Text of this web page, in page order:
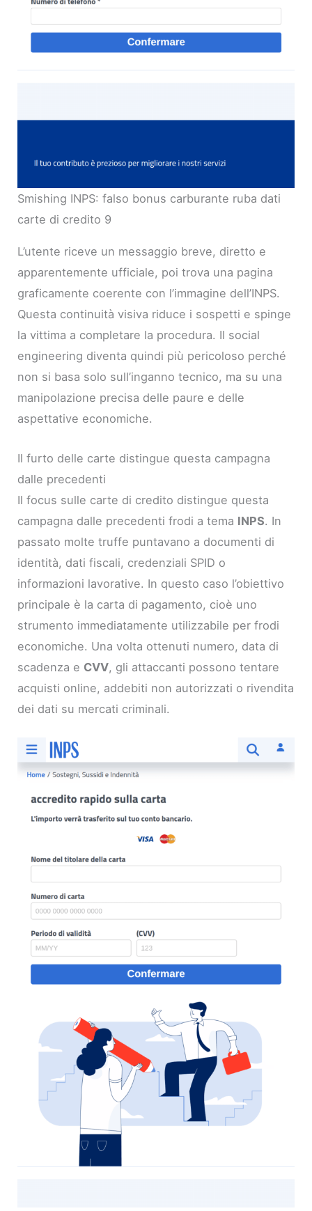
Smishing INPS: falso bonus carburante ruba dati
carte di credito 9
L’utente riceve un messaggio breve, diretto e
apparentemente ufficiale, poi trova una pagina
graficamente coerente con l’immagine dell’INPS.
Questa continuità visiva riduce i sospetti e spinge
la vittima a completare la procedura. Il social
engineering diventa quindi più pericoloso perché
non si basa solo sull’inganno tecnico, ma su una
manipolazione precisa delle paure e delle
aspettative economiche.
Il furto delle carte distingue questa campagna
dalle precedenti
Il focus sulle carte di credito distingue questa
campagna dalle precedenti frodi a tema INPS. In
passato molte truffe puntavano a documenti di
identità, dati fiscali, credenziali SPID o
informazioni lavorative. In questo caso l’obiettivo
principale è la carta di pagamento, cioè uno
strumento immediatamente utilizzabile per frodi
economiche. Una volta ottenuti numero, data di
scadenza e CVV, gli attaccanti possono tentare
acquisti online, addebiti non autorizzati o rivendita
dei dati su mercati criminali.